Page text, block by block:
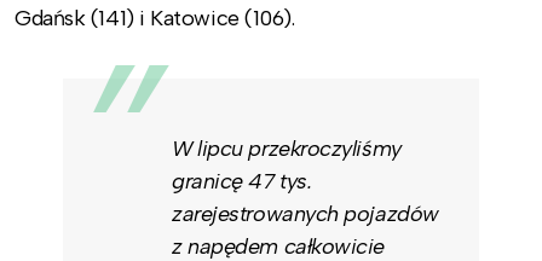
Gdańsk (141) i Katowice (106).
W lipcu przekroczyliśmy
granicę 47 tys.
zarejestrowanych pojazdów
z napędem całkowicie